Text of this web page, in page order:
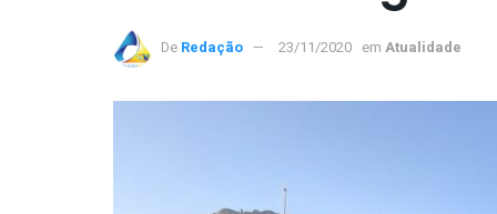
De Redação 23/11/2020 em Atualidade